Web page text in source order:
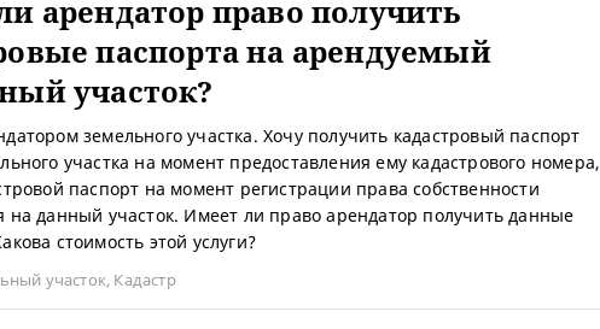
арендатор право получить
паспорта на арендуемый
участок?
земельного участка. Хочу получить кадастровый паспорт
участка на момент предоставления ему кадастрового номера,
паспорт на момент регистрации права собственности
на данный участок. Имеет ли право арендатор получить данные
стоимость этой услуги?
участок, Кадастр